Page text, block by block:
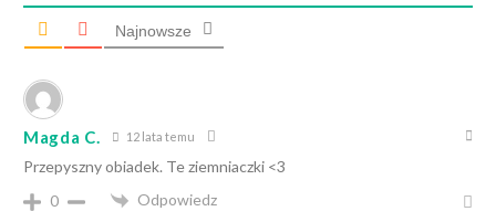
Najnowsze
Magda C. 12 lata temu
Przepyszny obiadek. Te ziemniaczki <3
0
Odpowiedz